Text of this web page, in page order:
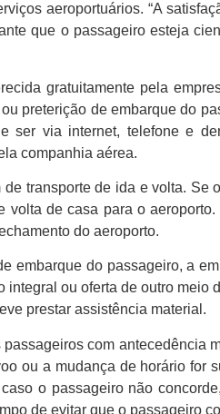
aeroportuários. “A
que o passageiro esteja
gratuitamente pela
preterição de embarque do
ser via internet, telefone e
companhia aérea.
transporte de ida e volta. Se
volta de casa para o
do aeroporto.
embarque do passageiro, a
ou oferta de outro meio
prestar assistência material.
com antecedência
ou a mudança de horário for
o passageiro não
de evitar que o passageiro